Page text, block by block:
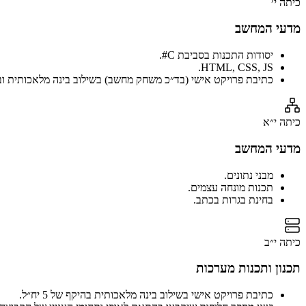
מדעי המחשב
יסודות התכנות בסביבת C#.
HTML, CSS, JS.
כתיבת פרויקט אישי (בד״כ משחק מחשב) בשילוב בינה מלאכותית
כיתה י״א
מדעי המחשב
מבני נתונים.
תכנות מונחה עצמים.
בחינת בגרות בכתב.
כיתה י״ב
תכנון ותכנות מערכות
כתיבת פרויקט אישי בשילוב בינה מלאכותית בהיקף של 5 יח״ל.